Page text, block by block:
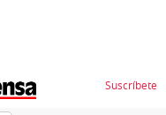
Suscríbete